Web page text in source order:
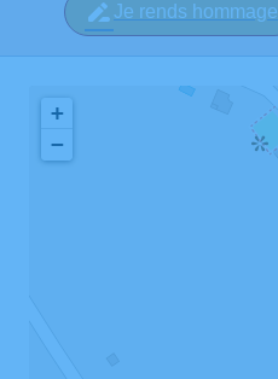
Je rends hommage
+
−